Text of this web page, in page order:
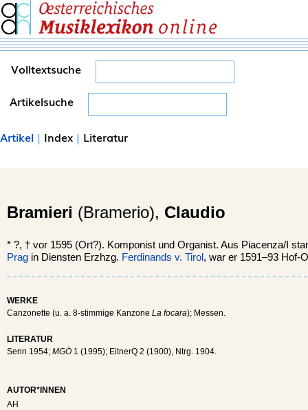
Volltextsuche
Artikelsuche
Artikel | Index | Literatur
Bramieri (Bramerio), Claudio
* ?, † vor 1595 (Ort?). Komponist und Organist. Aus Piacenza/I
Prag in Diensten Erzhzg. Ferdinands v. Tirol , war er 1591–93 Hof-
WERKE
Canzonette (u. a. 8-stimmige Kanzone La focara); Messen.
LITERATUR
Senn 1954; MGÖ 1 (1995); EitnerQ 2 (1900), Ntrg. 1904.
AUTOR*INNEN
AH